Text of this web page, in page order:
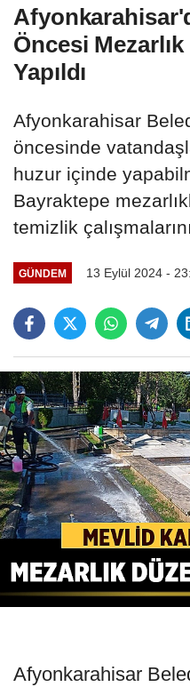
Öncesi
Yapıldı
Afyonkarahisar
öncesinde
huzur içinde
Bayraktepe
temizlik
GÜNDEM 13 Eylül 2024 -
Afyonkarahisar